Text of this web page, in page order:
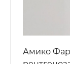
Амико